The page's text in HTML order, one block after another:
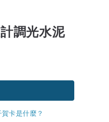
調光水泥
賀卡是什麼？